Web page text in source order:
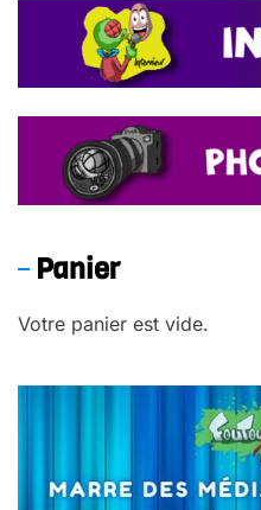
Panier
Votre panier est vide.